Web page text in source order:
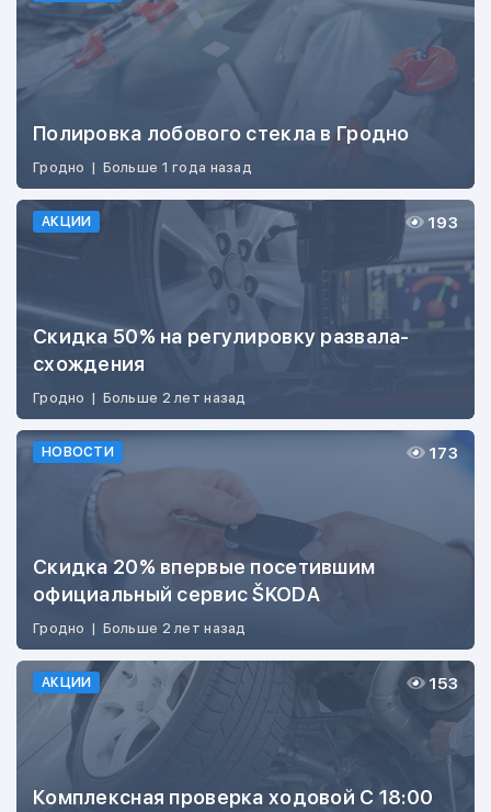
Полировка лобового стекла в Гродно
Гродно | Больше 1 года назад
АКЦИИ
Скидка 50% на регулировку развала-
схождения
Гродно | Больше 2 лет назад
193
НОВОСТИ
Скидка 20% впервые посетившим
официальный сервис ŠKODA
Гродно | Больше 2 лет назад
173
АКЦИИ
Комплексная проверка ходовой С 18:00
153